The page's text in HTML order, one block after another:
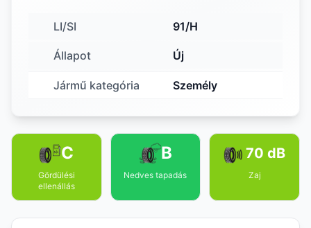
LI/SI 91/H
Állapot Új
Jármű kategória Személy
C
Gördülési
ellenállás
B
Nedves tapadás
70 dB
Zaj